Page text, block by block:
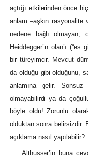
açtığı etkilerinden önce
anlam ‒aşkın
nedene bağlı olmayan,
Heiddegger’in olan’ı (“es
bir türeyimdir. Mevcut
da olduğu gibi olduğunu,
anlamına gelir.
olmayabilirdi ya da
böyle oldu! Zorunlu
olduktan sonra belirsizdir.
açıklama nasıl yapılabilir?
Althusser’in buna